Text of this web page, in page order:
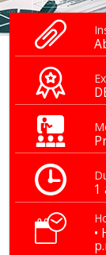
1
•